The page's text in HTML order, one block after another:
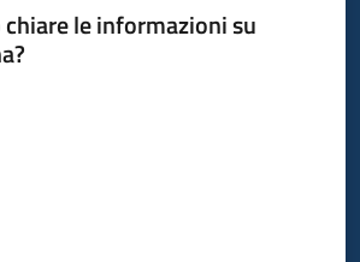
le informazioni su